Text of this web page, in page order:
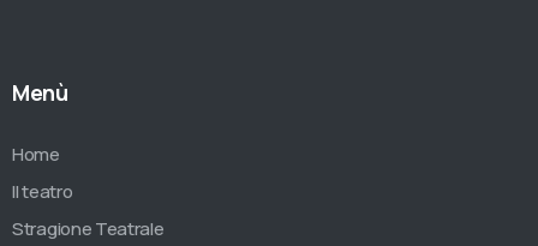
Menù
Home
Il teatro
Stragione Teatrale